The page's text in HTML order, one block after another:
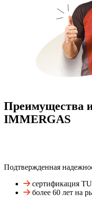
Преимущества
IMMERGAS
Подтвержденная
сертификация
более 60 лет на